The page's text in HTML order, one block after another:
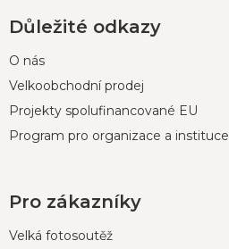
Důležité odkazy
O nás
Velkoobchodní prodej
Projekty spolufinancované EU
Program pro organizace a instituce
Pro zákazníky
Velká fotosoutěž